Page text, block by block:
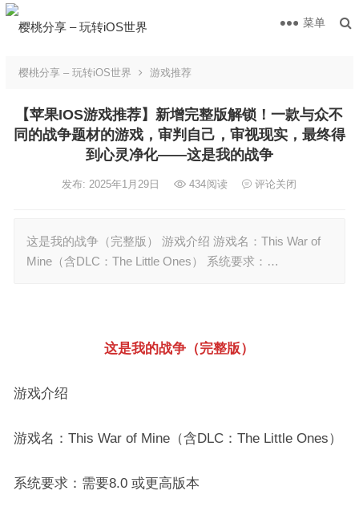
菜单
樱桃分享 – 玩转iOS世界 游戏推荐
【苹果IOS游戏推荐】新增完整版解锁！一款与众不
同的战争题材的游戏，审判自己，审视现实，最终得
到心灵净化——这是我的战争
发布: 2025年1月29日 434阅读 评论关闭
这是我的战争（完整版） 游戏介绍 游戏名：This War of
Mine（含DLC：The Little Ones） 系统要求：…
这是我的战争（完整版）
游戏介绍
游戏名：This War of Mine（含DLC：The Little Ones）
系统要求：需要8.0 或更高版本